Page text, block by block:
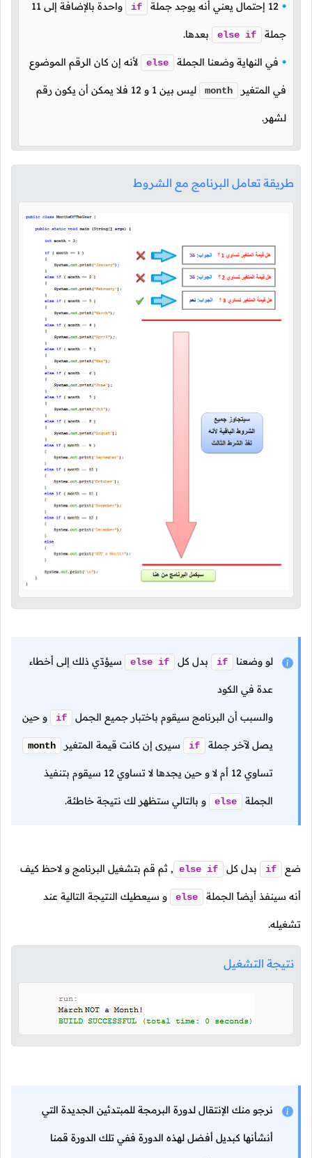
12 إحتمال يعني أنه يوجد جملة if واحدة بالإضافة إلى 11
جملة else if بعدها.
في النهاية وضعنا الجملة else لأنه إن كان الرقم الموضوع
في المتغير month ليس بين 1 و 12 فلا يمكن أن يكون رقم
لشهر.
طريقة تعامل البرنامج مع الشروط
لو وضعنا if بدل كل else if سيؤدّي ذلك إلى أخطاء
عدة في الكود
والسبب أن البرنامج سيقوم باختبار جميع الجمل if و حين
يصل لآخر جملة if سيرى إن كانت قيمة المتغير month
تساوي 12 أم لا و حين يجدها لا تساوي 12 سيقوم بتنفيذ
الجملة else و بالتالي ستظهر لك نتيجة خاطئة.
ضع if بدل كل else if
, ثم قم بتشغيل البرنامج و لاحظ كيف
أنه سينفذ أيضاً الجملة else و سيعطيك النتيجة التالية عند
تشغيله.
نتيجة التشغيل
نرجو منك الإنتقال لدورة البرمجة للمبتدئين الجديدة التي
أنشأنها كبديل أفضل لهذه الدورة ففي تلك الدورة قمنا